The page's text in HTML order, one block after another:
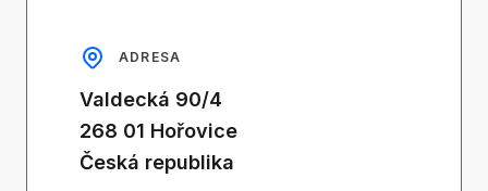
ADRESA
Valdecká 90/4
268 01 Hořovice
Česká republika